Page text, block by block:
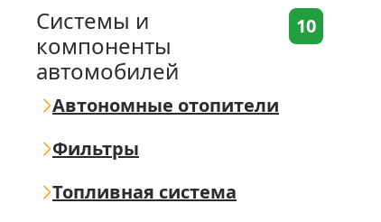
Системы и
компоненты
автомобилей
10
Автономные отопители
Фильтры
Топливная система